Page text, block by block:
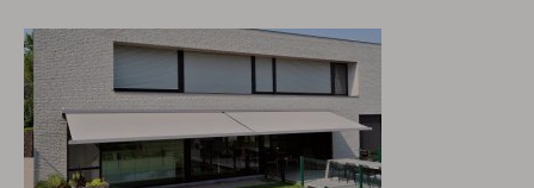
Projectzonwering
Over ons
Acties